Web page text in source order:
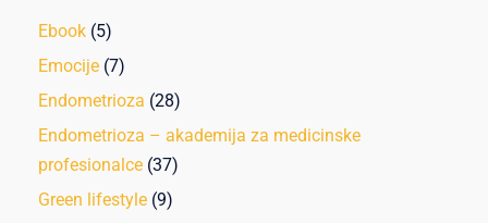
Ebook (5)
Emocije (7)
Endometrioza (28)
Endometrioza – akademija za medicinske
profesionalce (37)
Green lifestyle (9)